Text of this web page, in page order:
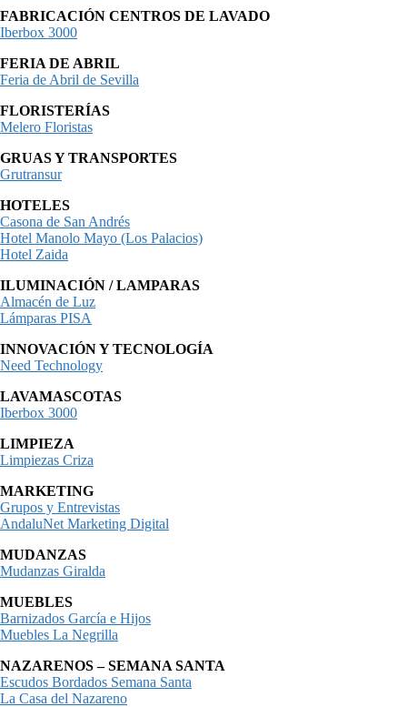
FABRICACIÓN CENTROS DE LAVADO
Iberbox 3000
FERIA DE ABRIL
Feria de Abril de Sevilla
FLORISTERÍAS
Melero Floristas
GRUAS Y TRANSPORTES
Grutransur
HOTELES
Casona de San Andrés
Hotel Manolo Mayo (Los Palacios)
Hotel Zaida
ILUMINACIÓN / LAMPARAS
Almacén de Luz
Lámparas PISA
INNOVACIÓN Y TECNOLOGÍA
Need Technology
LAVAMASCOTAS
Iberbox 3000
LIMPIEZA
Limpiezas Criza
MARKETING
Grupos y Entrevistas
AndaluNet Marketing Digital
MUDANZAS
Mudanzas Giralda
MUEBLES
Barnizados García e Hijos
Muebles La Negrilla
NAZARENOS – SEMANA SANTA
Escudos Bordados Semana Santa
La Casa del Nazareno